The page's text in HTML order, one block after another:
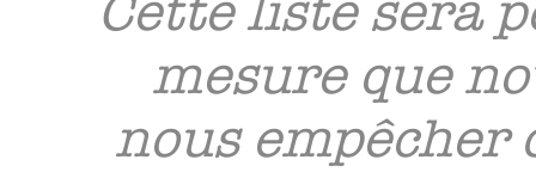
mesure que
nous empêcher